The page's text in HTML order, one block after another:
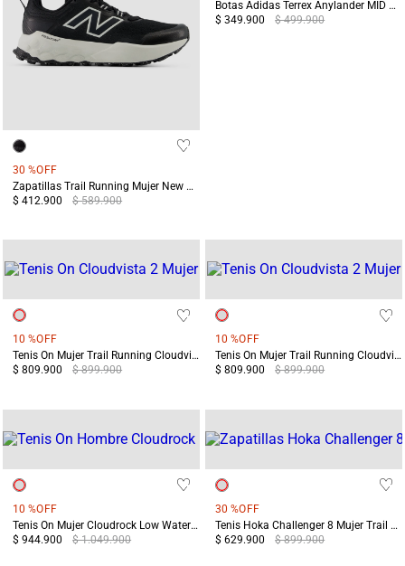
30 %OFF
Zapatillas Trail Running Mujer New Balance Garoe V2 Negras
$ 412.900
$ 589.900
Botas Adidas Terrex Anylander MID Mujer Negro/Gris
$ 349.900
$ 499.900
10 %OFF
Tenis On Mujer Trail Running Cloudvista 2 Blanco/Café
$ 809.900
$ 899.900
10 %OFF
Tenis On Mujer Trail Running Cloudvista 2 Blanco/Morado
$ 809.900
$ 899.900
10 %OFF
Tenis On Mujer Cloudrock Low Waterproof Blanco
$ 944.900
$ 1.049.900
30 %OFF
Tenis Hoka Challenger 8 Mujer Trail Running Azul/Blanco
$ 629.900
$ 899.900